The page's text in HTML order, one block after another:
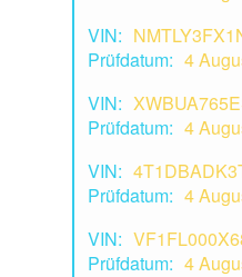
VIN:
Prüfdatum: 4
VIN:
Prüfdatum: 4
VIN:
Prüfdatum: 4
VIN:
Prüfdatum: 4